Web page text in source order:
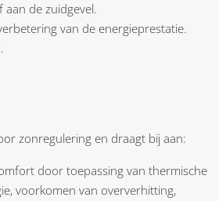
aan de zuidgevel.
van de energieprestatie.
zonregulering en draagt bij aan:
door toepassing van thermische
voorkomen van oververhitting,